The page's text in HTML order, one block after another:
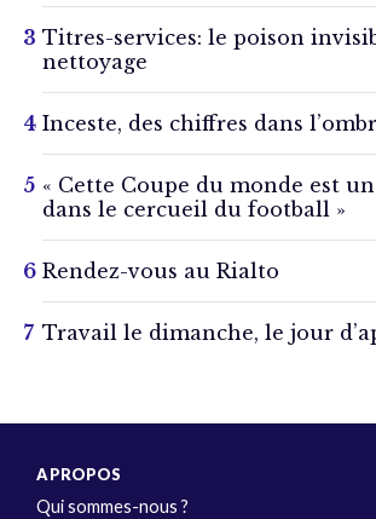
Titres-services: le poison
nettoyage
Inceste, des chiffres dans
« Cette Coupe du monde est
dans le cercueil du football »
Rendez-vous au Rialto
Travail le dimanche, le jour
A PROPOS
Qui sommes-nous ?